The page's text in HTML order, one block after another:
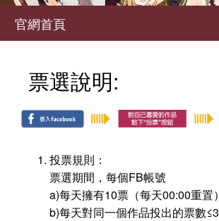
官網首頁
票選說明:
投票規則：
票選期間，每個FB帳號
a)每天擁有10票（每天00:00重置）
b)每天對同一個作品投出的票數≤3